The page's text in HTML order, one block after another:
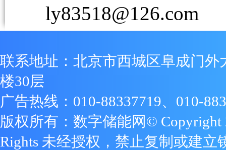
ly83518@126.com
联系地址：北京市西城区阜成门外
楼30层
广告热线：010-88337719、010-
版权所有：数字储能网© Copyright
Rights 未经授权，禁止复制或建立